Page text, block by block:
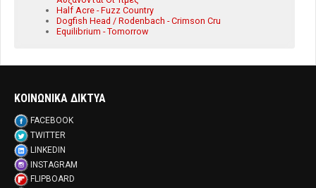
Half Acre - Fuzz Country
Dogfish Head / Rodenbach - Crimson Cru
Equilibrium - Tomorrow
ΚΟΙΝΩΝΙΚΑ ΔΙΚΤΥΑ
FACEBOOK
TWITTER
LINKEDIN
INSTAGRAM
FLIPBOARD